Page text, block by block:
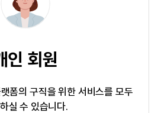
인 회원
폼의 구직을 위한 서비스를 모두
실 수 있습니다.